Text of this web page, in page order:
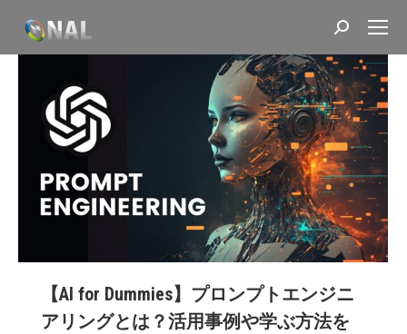
Search:
【AI for Dummies】プロンプトエンジニ
アリングとは？活用事例や学ぶ方法を